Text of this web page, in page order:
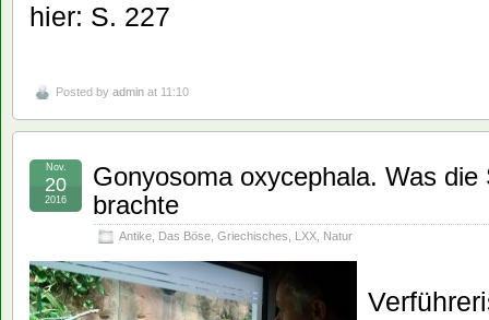
hier: S. 227
Posted by admin at 11:10
Gonyosoma oxycephala. Was
brachte
Antike Das Böse Griechisches LXX Natur
Nov.
20
2016